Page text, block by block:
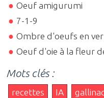
Oeuf amigurumi
7-1-9
Ombre d'oeufs en
Oeuf d'oie à la fleur
Mots clés :
recettes IA